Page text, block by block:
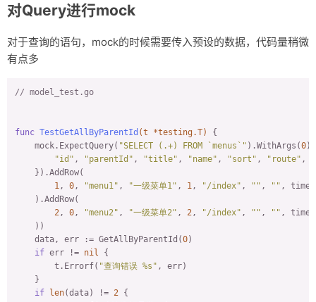
对Query进行mock
对于查询的语句，mock的时候需要传入预设的数据，代码量稍微
有点多
// model_test.go
func TestGetAllByParentId (t *testing.T)
{
mock.ExpectQuery( "SELECT (.+) FROM `menus`" ).WithArgs(0
"id" , "parentId" , "title" , "name" , "sort" , "route" ,
}).AddRow(
1, 0, "menu1" , "一级菜单1" , 1, "/index" , "" , "" ,
).AddRow(
2, 0, "menu2" , "一级菜单2" , 2, "/index" , "" , "" ,
))
data, err := GetAllByParentId(0)
if err != nil {
t.Errorf( "查询错误 %s" , err)
}
if
len(data) != 2 {